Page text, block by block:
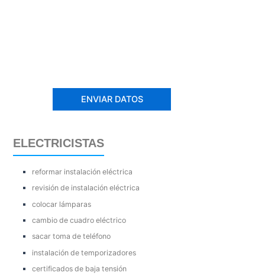
ELECTRICISTAS
reformar instalación eléctrica
revisión de instalación eléctrica
colocar lámparas
cambio de cuadro eléctrico
sacar toma de teléfono
instalación de temporizadores
certificados de baja tensión